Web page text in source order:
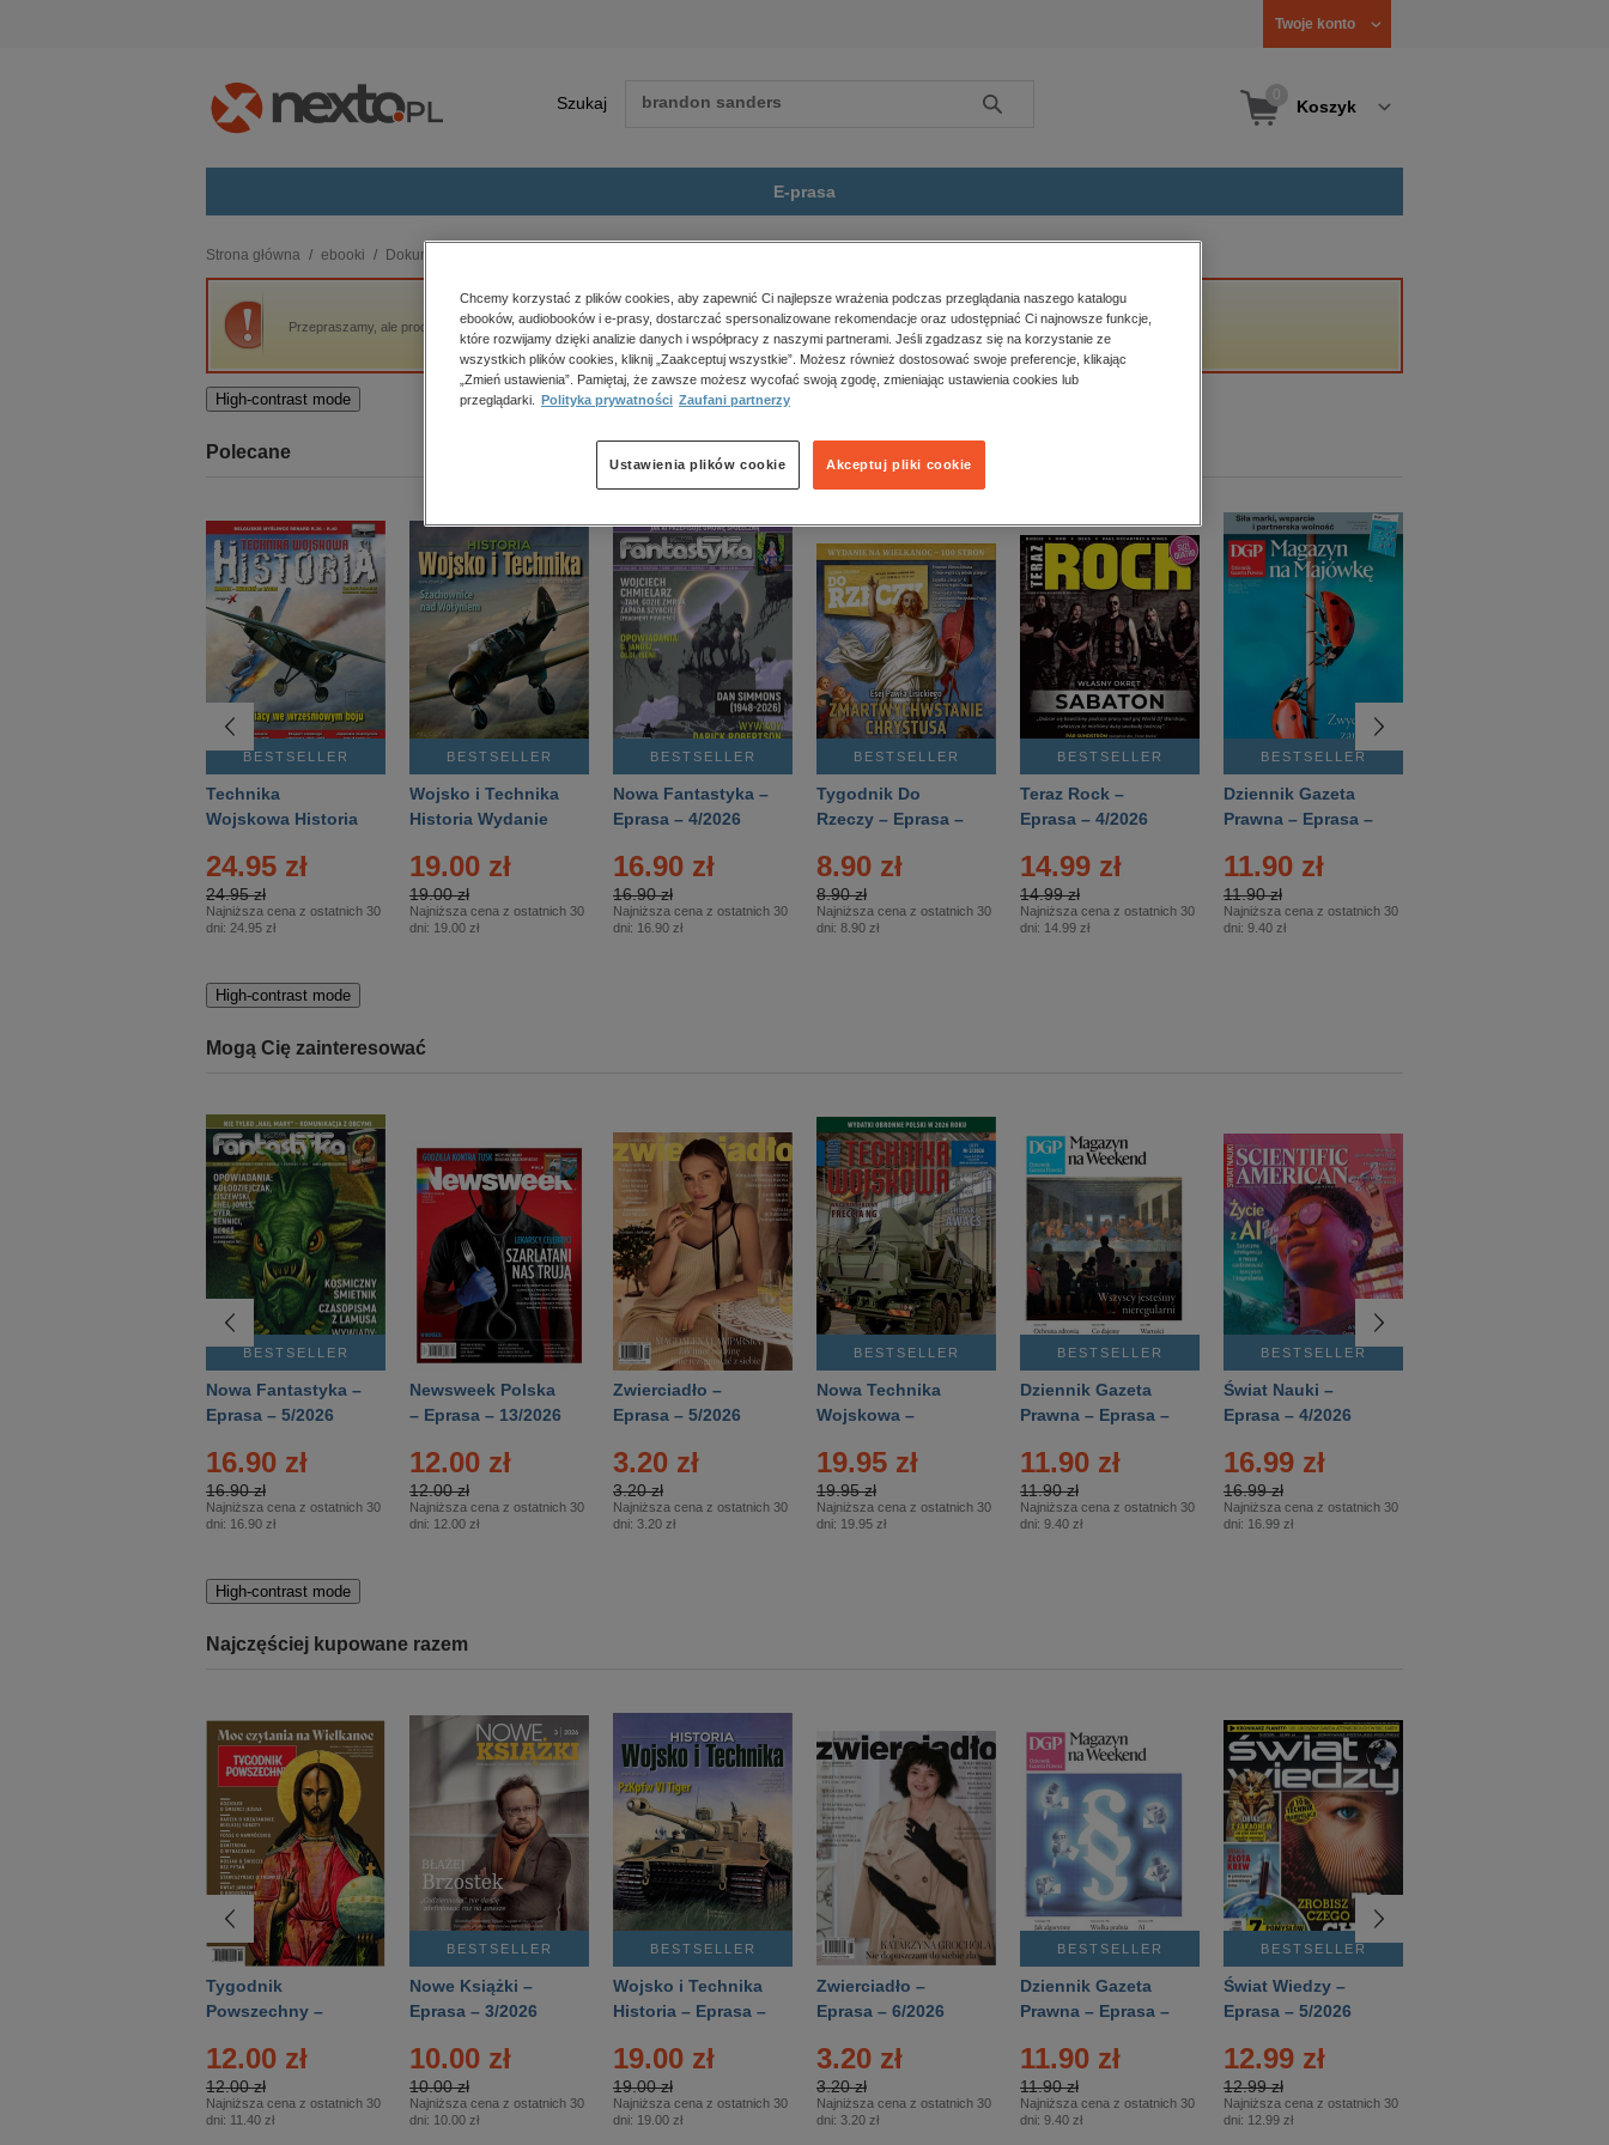
Twoje konto
Szukaj Szukaj Koszyk
E-prasa
budownictwo, aranżacja wnętrz
biznesowe, branżowe, gospodarka
darmowe wydania
edukacja
kobiece, lifestyle, kultura
polityka, społeczno-informacyjne
psychologiczne
inne
popularno-naukowe
historia
zdrowie
religie
Strona główna ebooki Dokument, literatura faktu, reportaże, biografie
Przepraszamy, ale produkt „Stary świadek nowej historii Polski” nie jest dostępny.
High-contrast mode
Polecane
BESTSELLER
Technika
Wojskowa Historia
24.95 zł
24.95 zł
Najniższa cena z ostatnich 30
dni: 24.95 zł
BESTSELLER
Wojsko i Technika
Historia Wydanie
– 2/2026
19.00 zł
19.00 zł
Najniższa cena z ostatnich 30
dni: 19.00 zł
BESTSELLER
Nowa Fantastyka –
Eprasa – 4/2026
16.90 zł
16.90 zł
Najniższa cena z ostatnich 30
dni: 16.90 zł
BESTSELLER
Tygodnik Do
Rzeczy – Eprasa –
8.90 zł
8.90 zł
Najniższa cena z ostatnich 30
dni: 8.90 zł
BESTSELLER
Teraz Rock –
Eprasa – 4/2026
14.99 zł
14.99 zł
Najniższa cena z ostatnich 30
dni: 14.99 zł
BESTSELLER
Dziennik Gazeta
Prawna – Eprasa –
11.90 zł
11.90 zł
Najniższa cena z ostatnich 30
dni: 9.40 zł
High-contrast mode
Mogą Cię zainteresować
BESTSELLER
Nowa Fantastyka –
Eprasa – 5/2026
16.90 zł
16.90 zł
Najniższa cena z ostatnich 30
dni: 16.90 zł
Newsweek Polska
– Eprasa – 13/2026
12.00 zł
12.00 zł
Najniższa cena z ostatnich 30
dni: 12.00 zł
Zwierciadło –
Eprasa – 5/2026
3.20 zł
3.20 zł
Najniższa cena z ostatnich 30
dni: 3.20 zł
BESTSELLER
Nowa Technika
Wojskowa –
19.95 zł
19.95 zł
Najniższa cena z ostatnich 30
dni: 19.95 zł
BESTSELLER
Dziennik Gazeta
Prawna – Eprasa –
11.90 zł
11.90 zł
Najniższa cena z ostatnich 30
dni: 9.40 zł
BESTSELLER
Świat Nauki –
Eprasa – 4/2026
16.99 zł
16.99 zł
Najniższa cena z ostatnich 30
dni: 16.99 zł
High-contrast mode
Najczęściej kupowane razem
Tygodnik
Powszechny –
12.00 zł
12.00 zł
Najniższa cena z ostatnich 30
dni: 11.40 zł
BESTSELLER
Nowe Książki –
Eprasa – 3/2026
10.00 zł
10.00 zł
Najniższa cena z ostatnich 30
dni: 10.00 zł
BESTSELLER
Wojsko i Technika
Historia – Eprasa –
19.00 zł
19.00 zł
Najniższa cena z ostatnich 30
dni: 19.00 zł
Zwierciadło –
Eprasa – 6/2026
3.20 zł
3.20 zł
Najniższa cena z ostatnich 30
dni: 3.20 zł
BESTSELLER
Dziennik Gazeta
Prawna – Eprasa –
11.90 zł
11.90 zł
Najniższa cena z ostatnich 30
dni: 9.40 zł
BESTSELLER
Świat Wiedzy –
Eprasa – 5/2026
12.99 zł
12.99 zł
Najniższa cena z ostatnich 30
dni: 12.99 zł
Chcemy korzystać z plików cookies, aby zapewnić Ci najlepsze wrażenia podczas przeglądania naszego katalogu
ebooków, audiobooków i e-prasy, dostarczać spersonalizowane rekomendacje oraz udostępniać Ci najnowsze funkcje,
które rozwijamy dzięki analizie danych i współpracy z naszymi partnerami. Jeśli zgadzasz się na korzystanie ze
wszystkich plików cookies, kliknij „Zaakceptuj wszystkie”. Możesz również dostosować swoje preferencje, klikając
„Zmień ustawienia”. Pamiętaj, że zawsze możesz wycofać swoją zgodę, zmieniając ustawienia cookies lub
przeglądarki.
Polityka prywatności Zaufani partnerzy
Akceptuj pliki cookie
Ustawienia plików cookie